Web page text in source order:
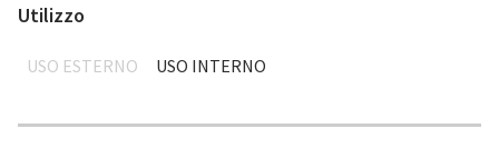
Utilizzo
USO ESTERNO USO INTERNO